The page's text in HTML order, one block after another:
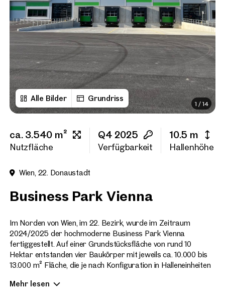
Alle Bilder Grundriss
1 /14
ca. 3.540 m²
Nutzfläche
Q4 2025
Verfügbarkeit
10.5 m
Hallenhöhe
Wien, 22. Donaustadt
Business Park Vienna
Im Norden von Wien, im 22. Bezirk, wurde im Zeitraum
2024/2025 der hochmoderne Business Park Vienna
fertiggestellt. Auf einer Grundstücksfläche von rund 10
Hektar entstanden vier Baukörper mit jeweils ca. 10.000 bis
13.000 m² Fläche, die je nach Konfiguration in Halleneinheiten
Mehr lesen
Anrede
Bitte wählen
Titel(optional)
Vorname
Nachname
Telefonnummer
Rückruf-Service
Ich habe die AGB und
Direkte:r Ansprechpartner:in
Anrufen oder Rückruf vereinbaren